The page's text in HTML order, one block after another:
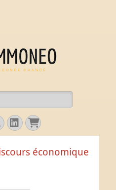
(intellectuelles) pour comprendre
Linkedin
Panier
économique